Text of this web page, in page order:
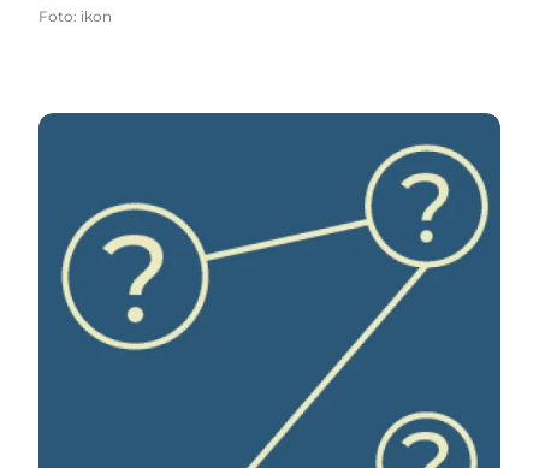
Foto: ikon
Den gode spørgeguide